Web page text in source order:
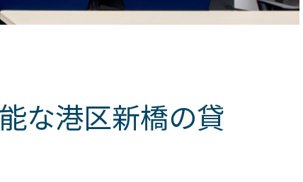
な港区新橋の貸